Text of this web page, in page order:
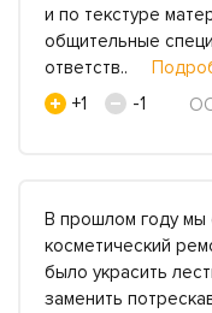
и по текстуре
общительные
ответств..
+1
-1
В прошлом году мы
косметический
было украсить
заменить